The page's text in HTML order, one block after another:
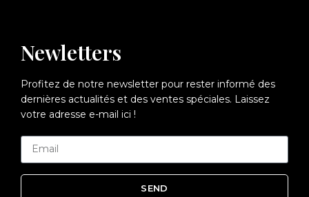
Newletters
Profitez de notre newsletter pour rester informé des
dernières actualités et des ventes spéciales. Laissez
votre adresse e-mail ici !
SEND